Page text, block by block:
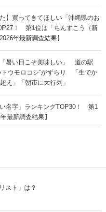
】買ってきてほしい「沖縄県のお
！ 第1位は「ちんすこう（新
年最新調査結果】
「暑い日こそ美味しい」 道の駅
トウモロコシ”がずらり 「生でか
え」「朝市に大行列」
い名字」ランキングTOP30！ 第1
最新調査結果】
スト」は？